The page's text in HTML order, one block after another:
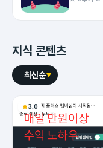
지식 콘텐츠
최신순
3.0